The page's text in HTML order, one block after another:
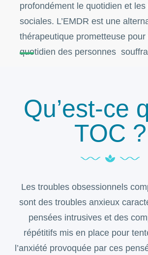
profondément le quotidien et
sociales. L’EMDR est une
thérapeutique prometteuse
quotidien des personnes
Qu’est-ce
TOC ?
Les troubles obsessionnels
sont des troubles anxieux
pensées intrusives et des
répétitifs mis en place pour
l’anxiété provoquée par ces